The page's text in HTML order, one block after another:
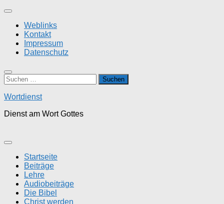
Zum
springenWeblinks
Kontakt
Impressum
Datenschutz
Suchen
nach:
Wortdienst
Dienst am Wort Gottes
Startseite
Beiträge
Lehre
Audiobeiträge
Die Bibel
Christ werden